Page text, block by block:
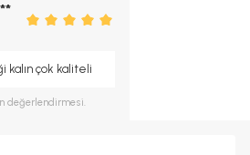
kalın çok kaliteli
değerlendirmesi.